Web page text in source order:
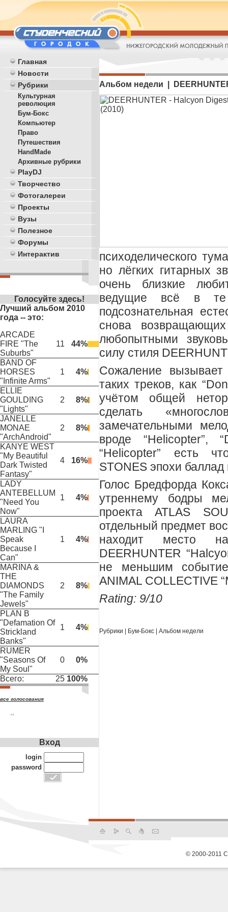
Главная
Новости
Рубрики
Культурная
революция
Бум-Бокс
Компьютер
Право
Путешествия
HandMade
Архивные рубрики
PlayDJ
Творчество
Фотогалереи
Проекты
Вузы
Полезное
Форумы
Интерактив
Голосуйте здесь!
Лучший альбом 2010
года -- это:
ARCADE
FIRE "The
Suburbs"
11 44%
BAND OF
HORSES
"Infinite Arms"
1 4%
ELLIE
GOULDING
"Lights"
2 8%
JANELLE
MONAE
"ArchAndroid"
2 8%
KANYE WEST
"My Beautiful
Dark Twisted
Fantasy"
4 16%
LADY
ANTEBELLUM
"Need You
Now"
1 4%
LAURA
MARLING "I
Speak
Because I
Can"
1 4%
MARINA &
THE
DIAMONDS
"The Family
Jewels"
2 8%
PLAN B
"Defamation Of
Strickland
Banks"
1 4%
RUMER
"Seasons Of
My Soul"
0 0%
Всего: 25 100%
все голосования
**
Альбом недели |
психоделического
но лёгких гитарных
очень близкие
ведущие всё в
подсознательная
снова
любопытными
силу стиля
Сожаление вызывает
таких треков, как
учётом общей
сделать
замечательными
вроде “Helicopter”,
“Helicopter” есть
STONES эпохи
Голос Бредфорда
утреннему бодры
проекта ATLAS
отдельный предмет
находит место
DEERHUNTER
не меньшим
ANIMAL COLLECTIVE
Rating: 9/10
Рубрики Бум-Бокс Альбом недели
Вход
login
password
© 2000-2011